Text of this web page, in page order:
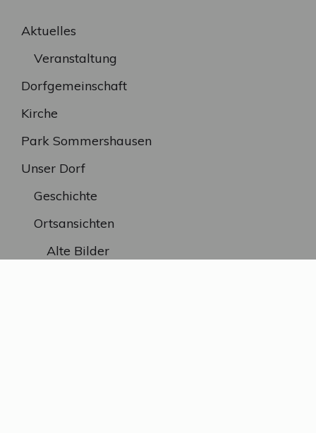
Aktuelles
Veranstaltung
Dorfgemeinschaft
Kirche
Park Sommershausen
Unser Dorf
Geschichte
Ortsansichten
Alte Bilder